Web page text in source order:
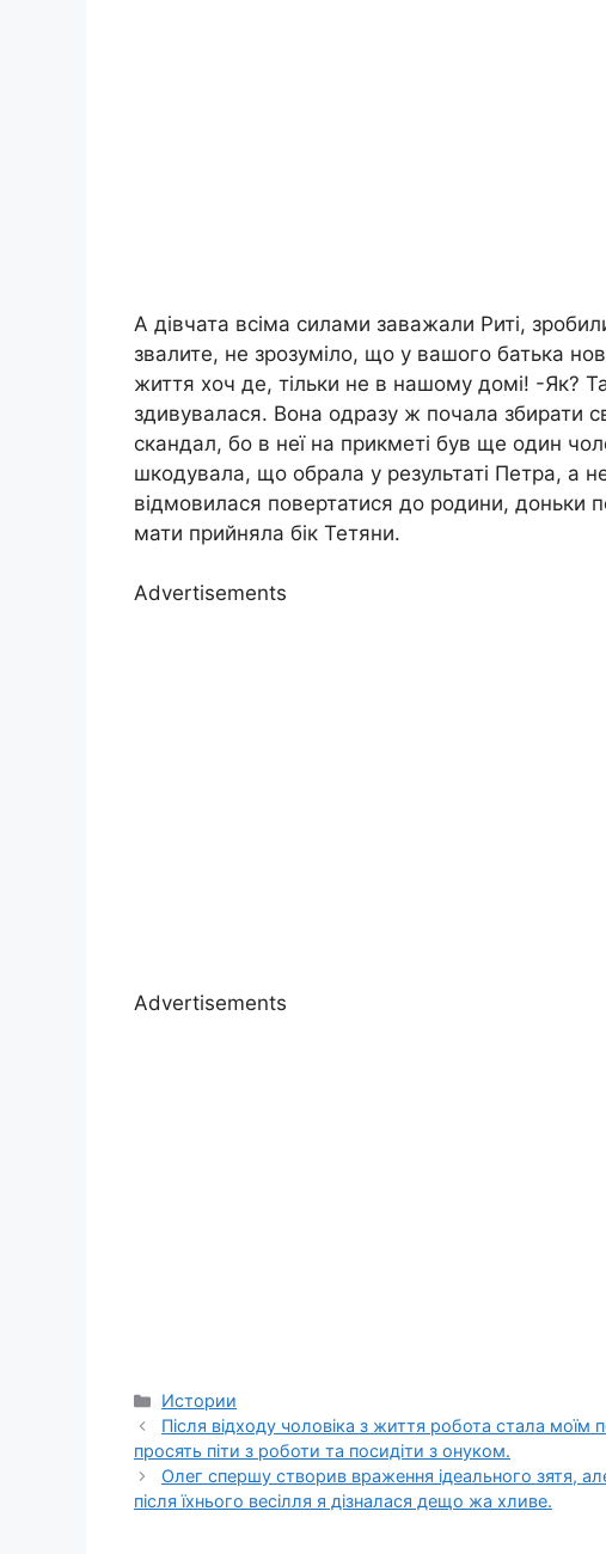
А дівчата всіма силами заважали Риті,
звалите, не зрозуміло, що у вашого батька
життя хоч де, тільки не в нашому домі! -Як?
здивувалася. Вона одразу ж почала збирати
скандал, бо в неї на прикметі був ще один
шкодувала, що обрала у результаті Петра, а
відмовилася повертатися до родини, доньки
мати прийняла бік Тетяни.
Advertisements
Advertisements
Categories
Истории
Після відходу чоловіка з життя робота стала моїм
просять піти з роботи та посидіти з онуком.
Олег спершу створив враження ідеального зятя,
після їхнього весілля я дізналася дещо жа хливе.